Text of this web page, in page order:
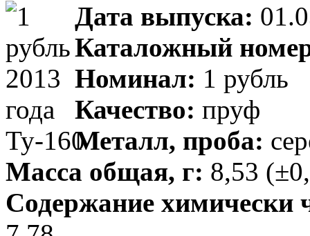
Дата выпуска:
Каталожный
Номинал: 1 рубль
Качество: пруф
Металл, проба:
Масса общая, г: 8,53
Содержание химически